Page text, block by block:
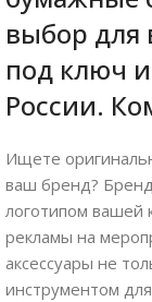
выбор для
под ключ
России.
Ищете
ваш бренд?
логотипом
рекламы на
аксессуары не
инструментом